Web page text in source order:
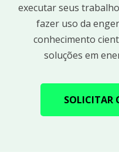
executar seus
fazer uso da
conhecimento
soluções em
SOLICITAR